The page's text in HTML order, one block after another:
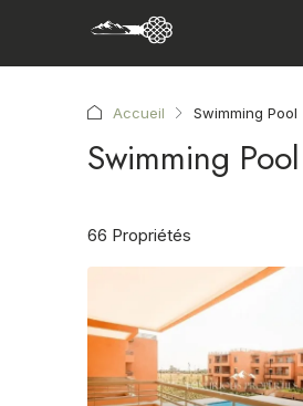
Accueil Swimming Pool
Swimming Pool
66 Propriétés